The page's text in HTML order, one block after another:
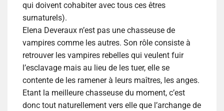
qui doivent cohabiter avec tous ces êtres
surnaturels).
Elena Deveraux n’est pas une chasseuse de
vampires comme les autres. Son rôle consiste à
retrouver les vampires rebelles qui veulent fuir
l’esclavage mais au lieu de les tuer, elle se
contente de les ramener à leurs maîtres, les anges.
Etant la meilleure chasseuse du moment, c’est
donc tout naturellement vers elle que l’archange de